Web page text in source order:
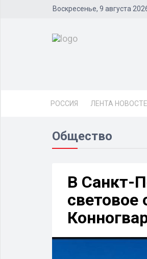
Воскресенье, 9 августа
РОССИЯ ЛЕНТА
Общество
В Санкт-